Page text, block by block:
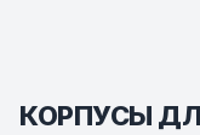
КОРПУСЫ